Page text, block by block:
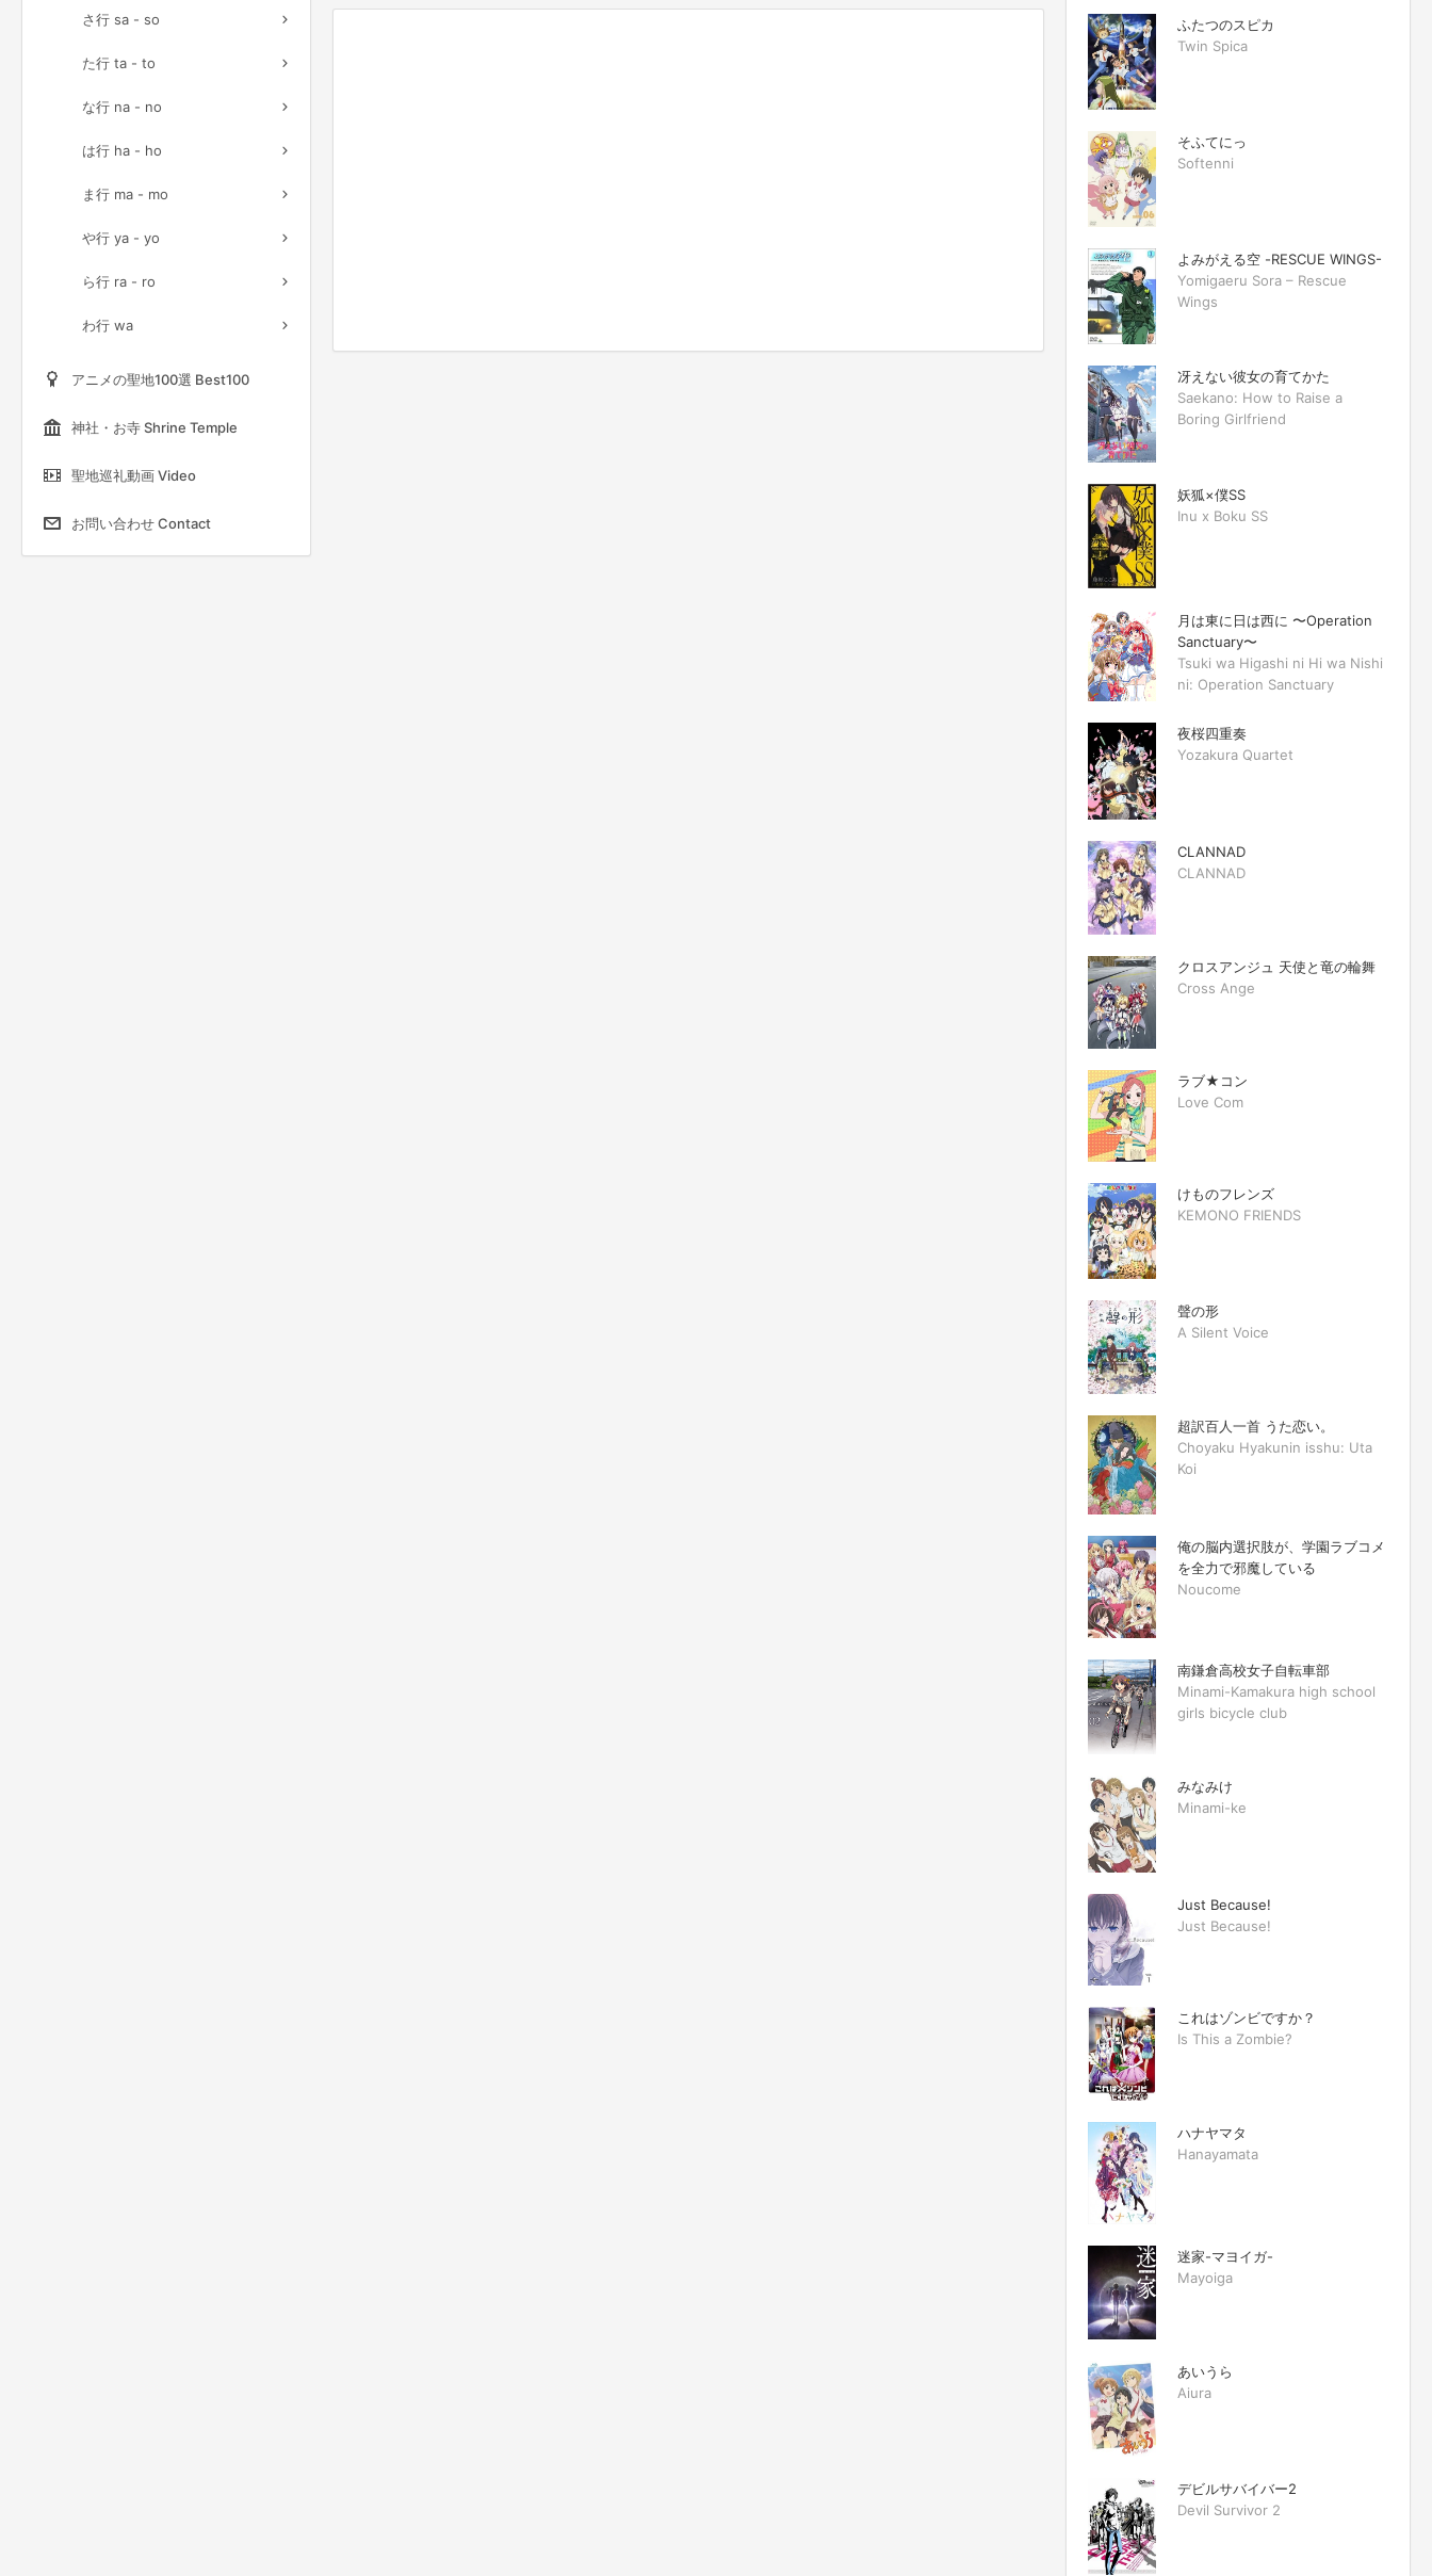
さ行 sa - so
た行 ta - to
な行 na - no
は行 ha - ho
ま行 ma - mo
や行 ya - yo
ら行 ra - ro
わ行 wa
アニメの聖地100選 Best100
神社・お寺 Shrine Temple
聖地巡礼動画 Video
お問い合わせ Contact
ふたつのスピカ
Twin Spica
そふてにっ
Softenni
よみがえる空 -RESCUE WINGS-
Yomigaeru Sora – Rescue
Wings
冴えない彼女の育てかた
Saekano: How to Raise a
Boring Girlfriend
妖狐×僕SS
Inu x Boku SS
月は東に日は西に 〜Operation
Sanctuary〜
Tsuki wa Higashi ni Hi wa Nishi
ni: Operation Sanctuary
夜桜四重奏
Yozakura Quartet
CLANNAD
CLANNAD
クロスアンジュ 天使と竜の輪舞
Cross Ange
ラブ★コン
Love Com
けものフレンズ
KEMONO FRIENDS
聲の形
A Silent Voice
超訳百人一首 うた恋い。
Choyaku Hyakunin isshu: Uta
Koi
俺の脳内選択肢が、学園ラブコメ
を全力で邪魔している
Noucome
南鎌倉高校女子自転車部
Minami-Kamakura high school
girls bicycle club
みなみけ
Minami-ke
Just Because!
Just Because!
これはゾンビですか？
Is This a Zombie?
ハナヤマタ
Hanayamata
迷家-マヨイガ-
Mayoiga
あいうら
Aiura
デビルサバイバー2
Devil Survivor 2